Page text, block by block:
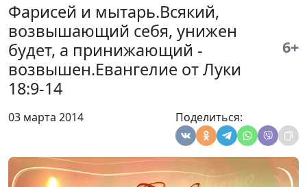
Фарисей и мытарь.Всякий,
возвышающий себя, унижен
будет, а принижающий -
возвышен.Евангелие от Луки
18:9-14
6+
03 марта 2014 Поделиться:
Значение Христа. Он хлеб жизни.
Евангелие по Иоанну 6:35-51
Ирина
Кириченко
У Бога нет голодного. Евангелие
по Иоанну 6:1-13
Ирина
Кириченко
по Иоанну 5:1-15
Кириченко
Евангелие по Иоанну 4:46-53